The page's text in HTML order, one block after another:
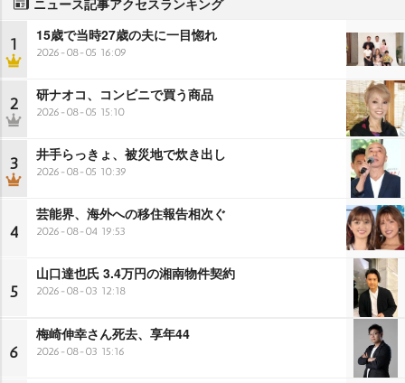
ニュース記事アクセスランキング
1 15歳で当時27歳の夫に一目惚れ
2026-08-05 16:09
2 研ナオコ、コンビニで買う商品
2026-08-05 15:10
3 井手らっきょ、被災地で炊き出し
2026-08-05 10:39
4
芸能界、海外への移住報告相次ぐ
2026-08-04 19:53
5
山口達也氏 3.4万円の湘南物件契約
2026-08-03 12:18
6
梅崎伸幸さん死去、享年44
2026-08-03 15:16